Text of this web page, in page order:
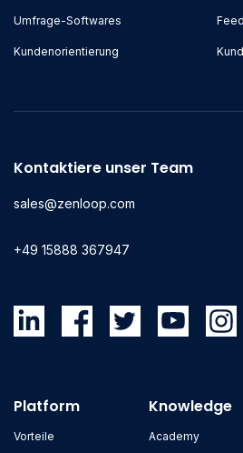
Umfrage-Softwares
Kundenorientierung
Kontaktiere unser Team
sales@zenloop.com
+49 15888 367947
Platform
Vorteile
Knowledge
Academy